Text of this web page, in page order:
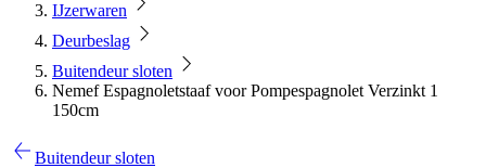
IJzerwaren
Deurbeslag
Buitendeur sloten
Nemef Espagnoletstaaf voor Pompespagnolet Verzinkt 1
150cm
Buitendeur sloten